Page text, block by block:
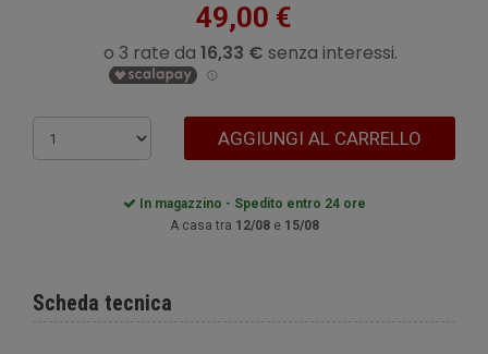
49,00 €
AGGIUNGI AL CARRELLO
In magazzino - Spedito entro 24 ore
A casa tra 12/08e 15/08
Scheda tecnica